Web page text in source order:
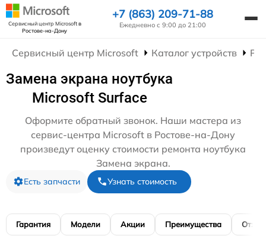
Сервисный центр Microsoftв
Ростове-на-Дону
+7 (863) 209-71-88
Ежедневно с 9:00 до 21:00
Сервисный центр Microsoft Каталог устройств
Замена экрана ноутбука
Microsoft Surface
Оформите обратный звонок. Наши мастера из
сервис-центра Microsoft в Ростове-на-Дону
произведут оценку стоимости ремонта ноутбука
Замена экрана.
Есть запчасти Узнать стоимость
Гарантия Модели Акции Преимущества